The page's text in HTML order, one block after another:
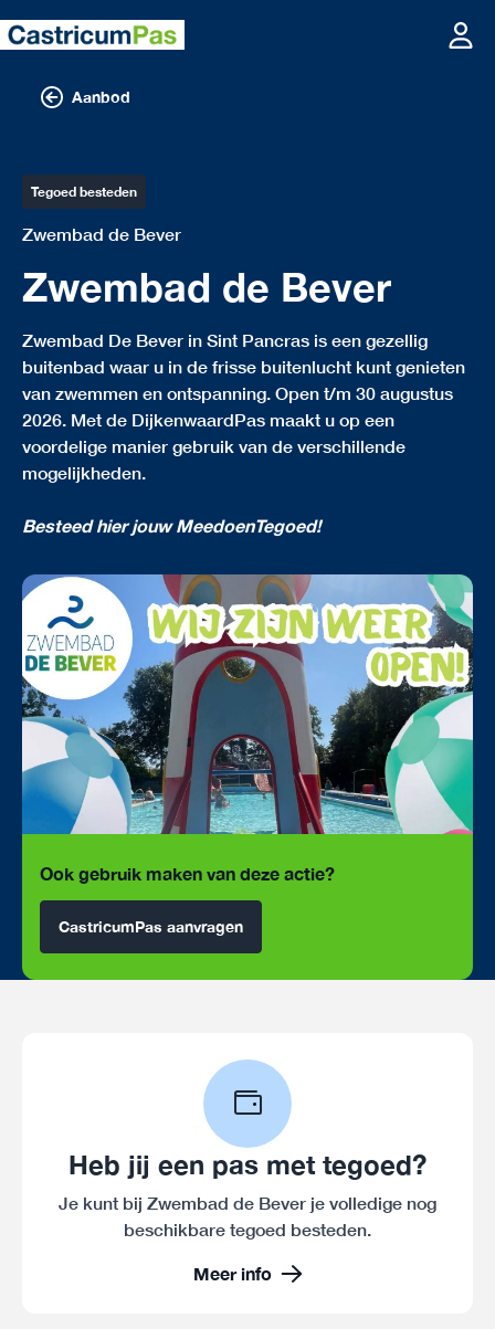
Aanbod
Tegoed besteden
Zwembad de Bever
Zwembad de Bever
Zwembad De Bever in Sint Pancras is een gezellig
buitenbad waar u in de frisse buitenlucht kunt genieten
van zwemmen en ontspanning. Open t/m 30 augustus
2026. Met de DijkenwaardPas maakt u op een
voordelige manier gebruik van de verschillende
mogelijkheden.
Besteed hier jouw MeedoenTegoed!
Ook gebruik maken van deze actie?
CastricumPas aanvragen
Heb jij een pas met tegoed?
Je kunt bij Zwembad de Bever je volledige nog
beschikbare tegoed besteden.
Meer info